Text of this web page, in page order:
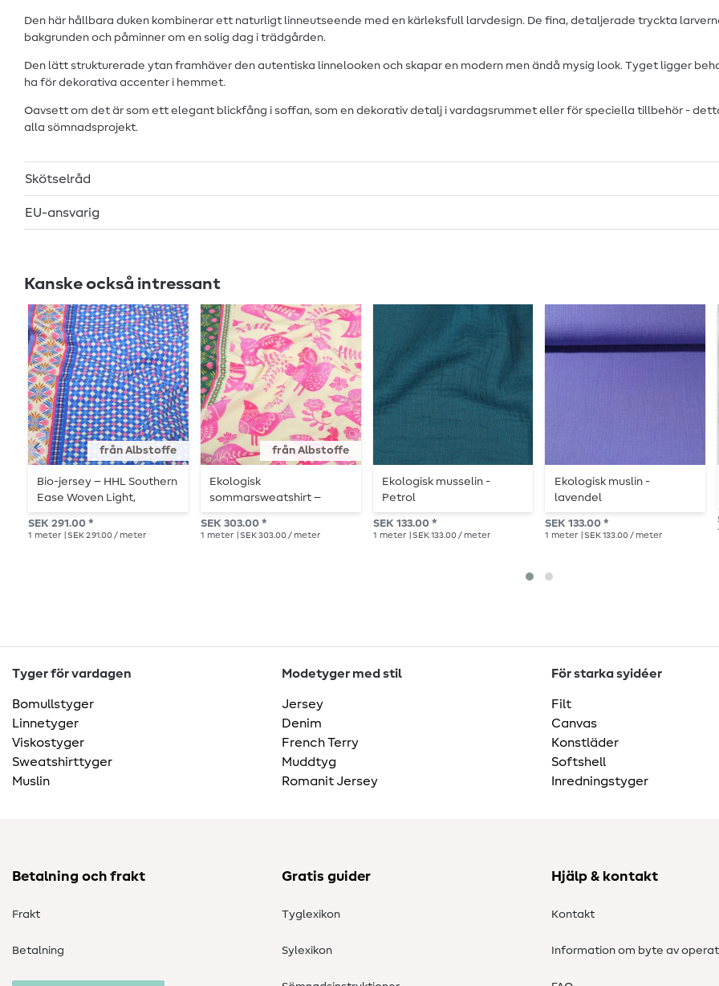
Den här hållbara duken kombinerar ett naturligt linneutseende med en kärleksfull larvdesign. De fina, detaljerade tryckta
bakgrunden och påminner om en solig dag i trädgården.
Den lätt strukturerade ytan framhäver den autentiska linnelooken och skapar en modern men ändå mysig look. Tyget ligger
ha för dekorativa accenter i hemmet.
Oavsett om det är som ett elegant blickfång i soffan, som en dekorativ detalj i vardagsrummet eller för speciella tillbehör -
alla sömnadsprojekt.
Skötselråd
EU-ansvarig
Kanske också intressant
från Albstoffe
Bio-jersey – HHL Southern
Ease Woven Light,
kungsblå
SEK 291.00 *
1 meter | SEK 291.00 / meter
från Albstoffe
Ekologisk
sommarsweatshirt –
beige och rosa
SEK 303.00 *
1 meter | SEK 303.00 / meter
Ekologisk musselin -
Petrol
SEK 133.00 *
1 meter | SEK 133.00 / meter
Ekologisk muslin -
lavendel
SEK 133.00 *
1 meter | SEK 133.00 / meter
Tyger för vardagen
Bomullstyger
Linnetyger
Viskostyger
Sweatshirttyger
Muslin
Modetyger med stil
Jersey
Denim
French Terry
Muddtyg
Romanit Jersey
För starka syidéer
Filt
Canvas
Konstläder
Softshell
Inredningstyger
Betalning och frakt
Frakt
Betalning
Gratis guider
Tyglexikon
Sylexikon
Hjälp & kontakt
Kontakt
Information om byte av